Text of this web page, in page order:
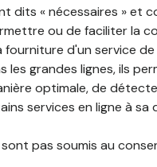
dits « nécessaires » et
ou de faciliter la
fourniture d'un service
les grandes lignes, ils
optimale, de
services en ligne à sa
pas soumis au